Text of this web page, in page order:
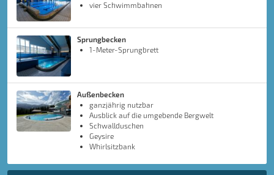
vier Schwimmbahnen
Sprungbecken
1-Meter-Sprungbrett
Außenbecken
ganzjährig nutzbar
Ausblick auf die umgebende Bergwelt
Schwallduschen
Geysire
Whirlsitzbank